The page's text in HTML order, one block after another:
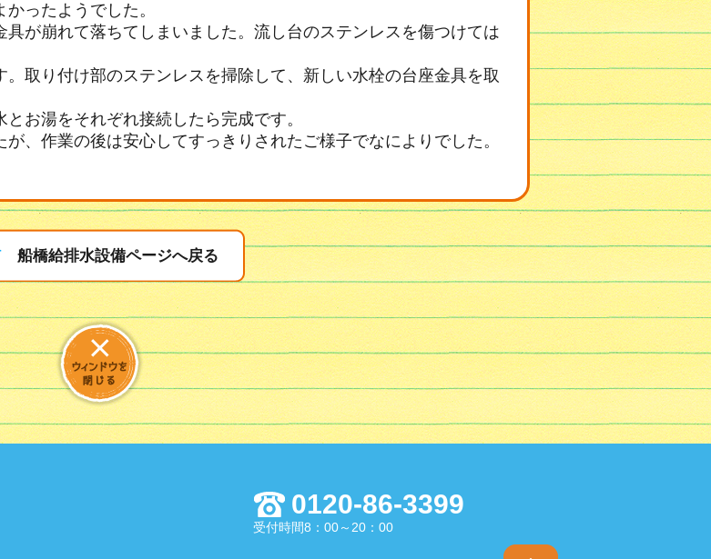
ったようでした。
が崩れて落ちてしまいました。流し台のステンレスを傷つけては
取り付け部のステンレスを掃除して、新しい水栓の台座金具を取
お湯をそれぞれ接続したら完成です。
、作業の後は安心してすっきりされたご様子でなによりでした。
船橋給排水設備ページへ戻る
0120-86-3399
受付時間8：00～20：00